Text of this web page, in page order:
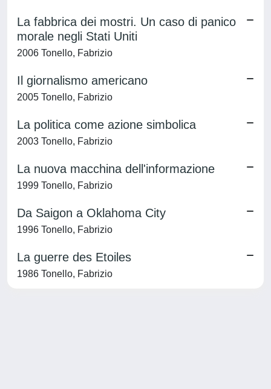
La fabbrica dei mostri. Un caso di panico
morale negli Stati Uniti
2006 Tonello, Fabrizio
Il giornalismo americano
2005 Tonello, Fabrizio
La politica come azione simbolica
2003 Tonello, Fabrizio
La nuova macchina dell'informazione
1999 Tonello, Fabrizio
Da Saigon a Oklahoma City
1996 Tonello, Fabrizio
La guerre des Etoiles
1986 Tonello, Fabrizio